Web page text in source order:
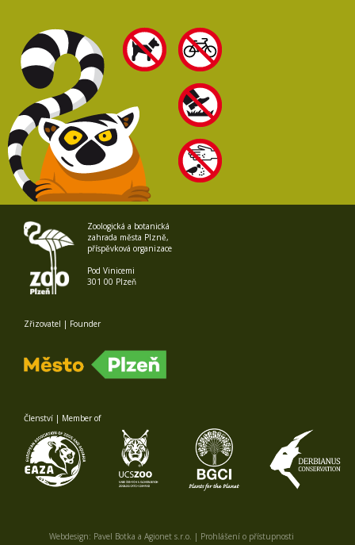
Zoologická a botanická
zahrada města Plzně,
příspěvková organizace
Pod Vinicemi
301 00 Plzeň
Zřizovatel | Founder
Členství | Member of
Webdesign: Pavel Botka a Agionet s.r.o. | Prohlášení o přístupnosti